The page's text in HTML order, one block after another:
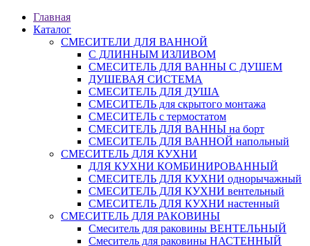
Главная
Каталог
СМЕСИТЕЛИ ДЛЯ ВАННОЙ
С ДЛИННЫМ ИЗЛИВОМ
СМЕСИТЕЛЬ ДЛЯ ВАННЫ С ДУШЕМ
ДУШЕВАЯ СИСТЕМА
СМЕСИТЕЛЬ ДЛЯ ДУША
СМЕСИТЕЛЬ для скрытого монтажа
СМЕСИТЕЛЬ с термостатом
СМЕСИТЕЛЬ ДЛЯ ВАННЫ на борт
СМЕСИТЕЛЬ ДЛЯ ВАННОЙ напольный
СМЕСИТЕЛЬ ДЛЯ КУХНИ
ДЛЯ КУХНИ КОМБИНИРОВАННЫЙ
СМЕСИТЕЛЬ ДЛЯ КУХНИ однорычажный
СМЕСИТЕЛЬ ДЛЯ КУХНИ вентельный
СМЕСИТЕЛЬ ДЛЯ КУХНИ настенный
СМЕСИТЕЛЬ ДЛЯ РАКОВИНЫ
Смеситель для раковины ВЕНТЕЛЬНЫЙ
Смеситель для раковины НАСТЕННЫЙ